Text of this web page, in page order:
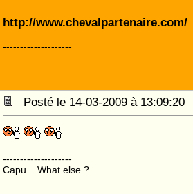
http://www.chevalpartenaire.com/
--------------------
Posté le 14-03-2009 à
--------------------
Capu... What else ?